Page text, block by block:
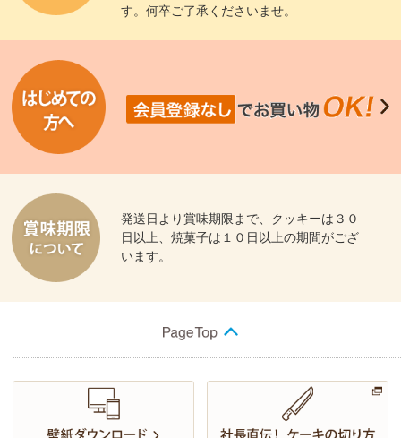
す。何卒ご了承くださいませ。
発送日より賞味期限まで、クッキーは３０
日以上、焼菓子は１０日以上の期間がござ
います。